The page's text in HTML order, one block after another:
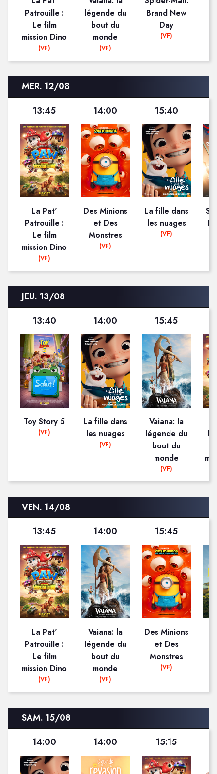
Patrouille :
Le film
mission Dino
(VF)
légende du
bout du
monde
(VF)
Brand New
Day
(VF)
MER. 12/08
13:45
La Pat'
Patrouille :
Le film
mission Dino
(VF)
14:00
Des Minions
et Des
Monstres
(VF)
15:40
La fille dans
les nuages
(VF)
JEU. 13/08
13:40
Toy Story 5
(VF)
14:00
La fille dans
les nuages
(VF)
15:45
Vaiana: la
légende du
bout du
monde
(VF)
VEN. 14/08
13:45
La Pat'
Patrouille :
Le film
mission Dino
(VF)
14:00
Vaiana: la
légende du
bout du
monde
(VF)
15:45
Des Minions
et Des
Monstres
(VF)
SAM. 15/08
14:00
14:00 15:15